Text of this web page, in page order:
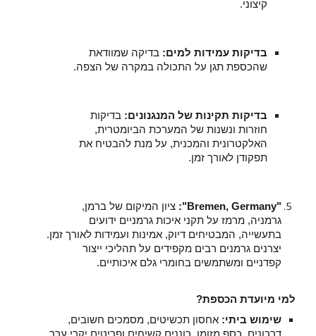
קיצוני.
בדיקות עמידות למים: בדיקה שמוודאת
שהכספת תגן על התכולה במקרה של הצפה.
בדיקות תקינות של המנגנונים: בדיקות
חוזרות ונשנות של המערכת הביומטרית,
האלקטרונית והמכנית, על מנת להבטיח את
תפקודן לאורך זמן.
"Bremen, Germany":
ציון המיקום של ברמן,
גרמניה, מרמז על תקני איכות גרמניים ידועים
בתעשייה, המבטיחים דיוק, אמינות ועמידות לאורך זמן.
יצרנים גרמנים רבים מקפידים על תהליכי ייצור
קפדניים ומשתמשים בחומרי גלם איכותיים.
למי מיועדת הכספת?
שימוש ביתי: אחסון תכשיטים, מסמכים חשובים,